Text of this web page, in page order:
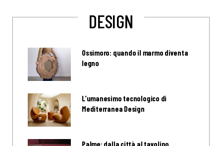
DESIGN
Ossimoro: quando il marmo diventa
legno
L’umanesimo tecnologico di
Mediterranea Design
Palme: dalla città al tavolino